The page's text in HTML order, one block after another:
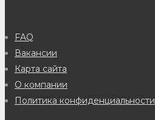
FAQ
Вакансии
Карта сайта
О компании
Политика конфиденциальности